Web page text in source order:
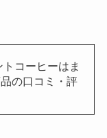
コーヒーはま
の口コミ・評